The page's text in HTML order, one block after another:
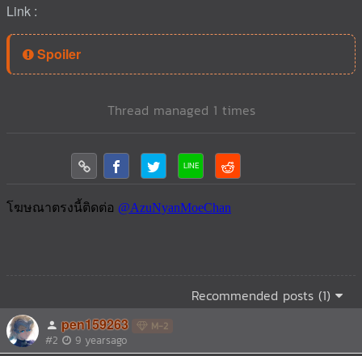
Link :
Spoiler
Thread managed 1 times
Recommended posts (1)
pen159263 M-2
#2 9 yearsago